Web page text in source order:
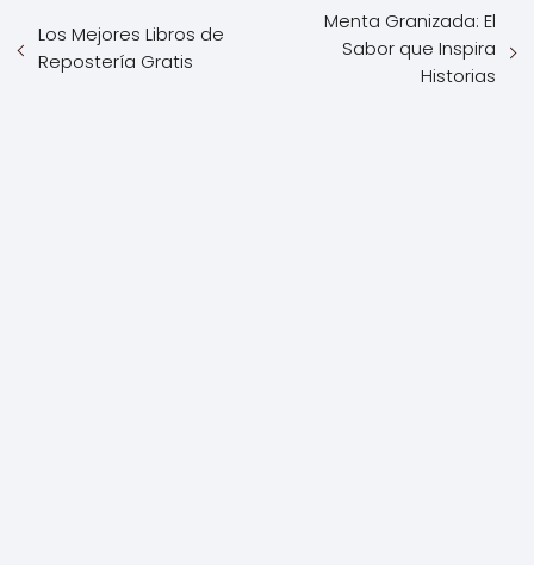
Los Mejores Libros de
Repostería Gratis
Menta Granizada: El
Sabor que Inspira
Historias